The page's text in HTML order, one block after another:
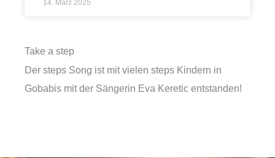
14. März 2025
Take a step
Der steps Song ist mit vielen steps Kindern in
Gobabis mit der Sängerin Eva Keretic entstanden!